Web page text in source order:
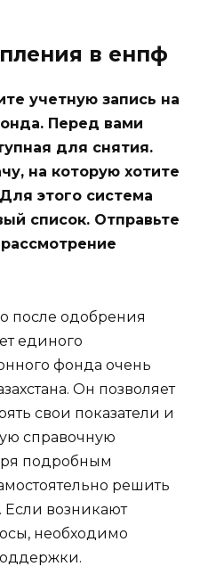
в енпф
учетную запись на
Перед вами
для снятия.
на которую хотите
этого система
список. Отправьте
после одобрения
единого
фонда очень
Он позволяет
свои показатели и
справочную
подробным
решить
возникают
необходимо